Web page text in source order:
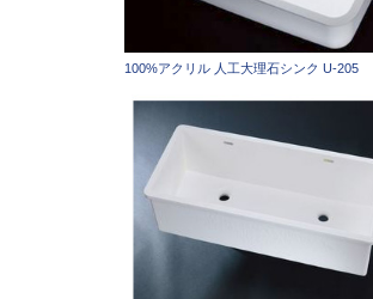
100%アクリル 人工大理石シンク U-205